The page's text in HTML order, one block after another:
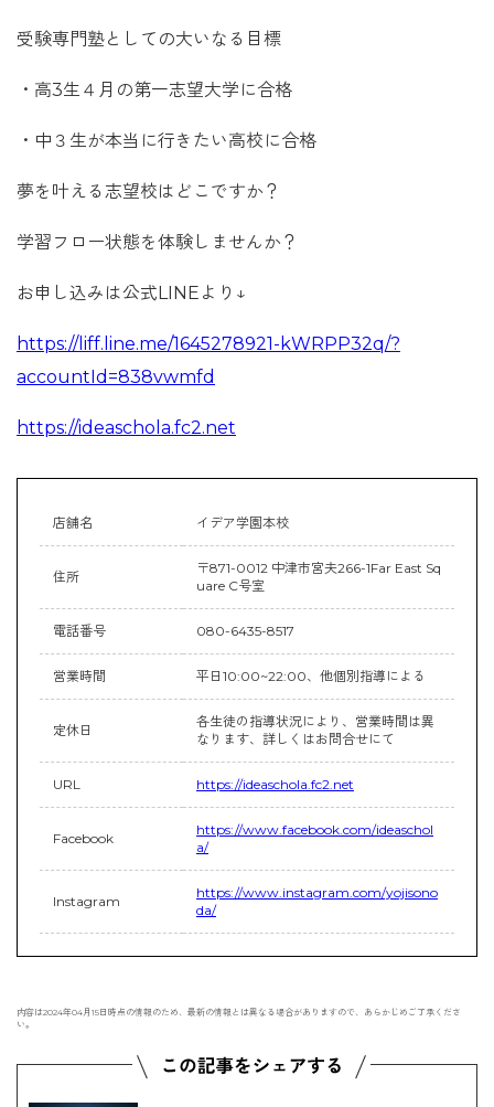
受験専門塾としての大いなる目標
・高3生４月の第一志望大学に合格
・中３生が本当に行きたい高校に合格
夢を叶える志望校はどこですか？
学習フロー状態を体験しませんか？
お申し込みは公式LINEより↓
https://liff.line.me/1645278921-kWRPP32q/?
accountId=838vwmfd
https://ideaschola.fc2.net
店舗名 イデア学園本校
住所
〒871-0012 中津市宮夫266-1Far East Sq
uare C号室
電話番号 080-6435-8517
営業時間 平日10:00~22:00、他個別指導による
定休日
各生徒の指導状況により、営業時間は異
なります、詳しくはお問合せにて
URL https://ideaschola.fc2.net
Facebook
https://www.facebook.com/ideaschol
a/
Instagram
https://www.instagram.com/yojisono
da/
内容は2024年04月15日時点の情報のため、最新の情報とは異なる場合がありますので、あらかじめご了承くださ
い。